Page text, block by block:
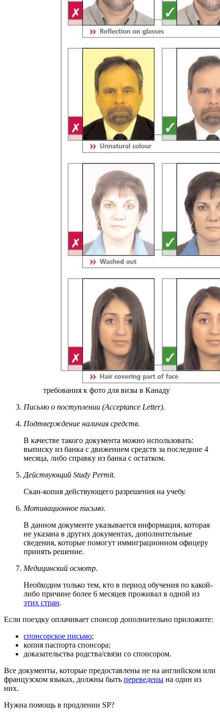
требования к фото для визы в Канаду
Письмо о поступлении (Acceptance Letter).
Подтверждение наличия средств.
В качестве такого документа можно использовать:
выписку из банка с движением средств за последние 4
месяца, либо справку из банка с остатком.
Действующий Study Permit.
Скан-копия действующего разрешения на учебу.
Мотивационное письмо.
В данном документе указывается информация, которая
не указана в других документах, дополнительные
сведения, которые помогут иммиграционном офицеру
принять решение.
Медицинский осмотр.
Необходим только тем, кто в период обучения по какой-
либо причине более 6 месяцев проживал в одной из
этих стран.
Если поездку оплачивает спонсор дополнительно приложите:
спонсорское письмо;
копия паспорта спонсора;
доказательства родства/связи со спонсором.
Все документы, которые предоставлены не на английском или
французском языках, должны быть переведены на один из
них.
Нужна помощь в продлении SP?